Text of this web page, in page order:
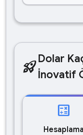
rocket_launchDolar
İnovatif
calculate
Hesaplama